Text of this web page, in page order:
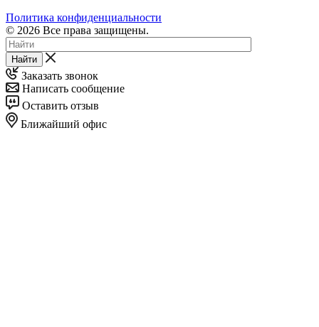
Политика конфиденциальности
© 2026 Все права защищены.
Найти
Заказать звонок
Написать сообщение
Оставить отзыв
Ближайший офис